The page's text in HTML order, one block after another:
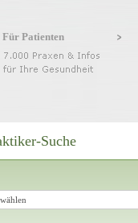
Für Patienten
Suche